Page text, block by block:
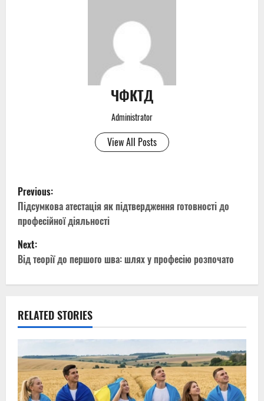
ЧФКТД
Administrator
View All Posts
P
o
s
t
n
a
v
i
g
Previous:
Підсумкова атестація як підтвердження готовності до
професійної діяльності
Next:
Від теорії до першого шва: шлях у професію розпочато
RELATED STORIES